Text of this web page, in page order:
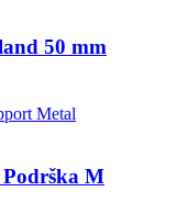
50 mm
M